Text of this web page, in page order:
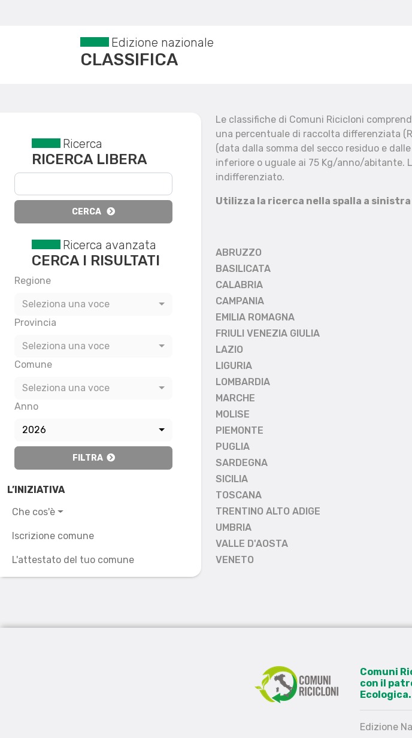
Edizione nazionale
CLASSIFICA
Reset filtri
Ricerca
RICERCA LIBERA
CERCA
Ricerca avanzata
CERCA I RISULTATI
Regione
Seleziona una voce
Provincia
Seleziona una voce
Comune
Seleziona una voce
Anno
2026
FILTRA
L’INIZIATIVA
Che cos'è
Iscrizione comune
L'attestato del tuo comune
Le classifiche di Comuni Ricicloni
una percentuale di raccolta differenziata
(data dalla somma del secco residuo e
inferiore o uguale ai 75 Kg/anno/abitante.
indifferenziato.
Utilizza la ricerca nella spalla a
ABRUZZO
BASILICATA
CALABRIA
CAMPANIA
EMILIA ROMAGNA
FRIULI VENEZIA GIULIA
LAZIO
LIGURIA
LOMBARDIA
MARCHE
MOLISE
PIEMONTE
PUGLIA
SARDEGNA
SICILIA
TOSCANA
TRENTINO ALTO ADIGE
UMBRIA
VALLE D'AOSTA
VENETO
Comuni
con il
Ecologica.
Edizione